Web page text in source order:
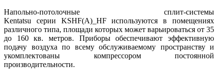
Hапольно-потолочные сплит-системы
Kentatsu серии KSHF(A)_HF используются в помещениях
различного типа, площади которых может варьироваться от 35
до 160 кв. метров. Приборы обеспечивают эффективную
подачу воздуха по всему обслуживаемому пространству и
укомплектованы компрессором постоянной
производительности.